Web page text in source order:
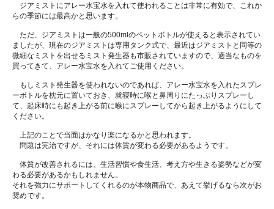
ジアミストにアレー水宝水を入れて使われることは非常に有効で、これか
らの季節には最高かと思います。
ただ、ジアミストは一般の500mlのペットボトルが使えると表示されてい
ましたが、現在のジアミストは専用タンク式で、最近はジアミストと同等の
微細なミストを出せるミスト発生器も市販されていますので、適当なものを
買ってきて、アレー水宝水を入れてご使用ください。
もしミスト発生器を使われないのであれば、アレー水宝水を入れたスプレ
ーボトルを枕元に置いておき、就寝時に喉と鼻周りにたっぷりスプレーし
て、起床時にも起き上がる前に喉にスプレーしてから起き上がるようにして
ください。
上記のことで当面はかなり楽になるかと思われます。
問題は完治ですが、それには体質が変わる必要があるようです。
体質が改善されるには、生活習慣や食生活、考え方や生きる姿勢などが変
わる必要があるかもしれません。
それを強力にサポートしてくれるのが本物商品で、あえて挙げるなら次がお
奨めです。